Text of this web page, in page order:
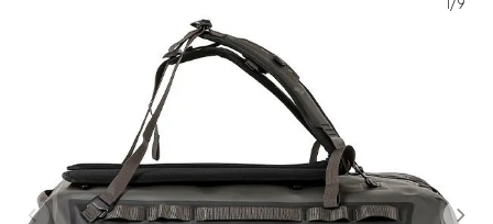
1/9